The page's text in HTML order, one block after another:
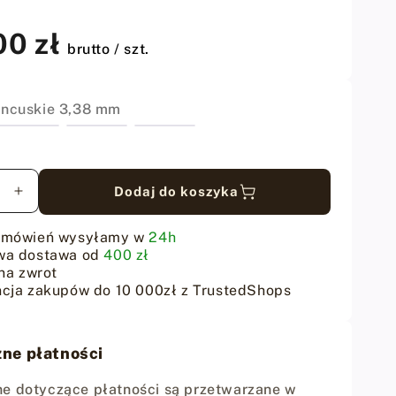
zł brutto / szt.
3,38 mm
Zwiększ
ilość
dla
Wybijaki
francuskie
pod
3.38mm
-
zestaw
Dodaj do koszyka
wysyłamy w24h
dostawa od400 zł
zwrot
zakupów do 10 000zł z TrustedShops
płatności
dotyczące płatności są przetwarzane w